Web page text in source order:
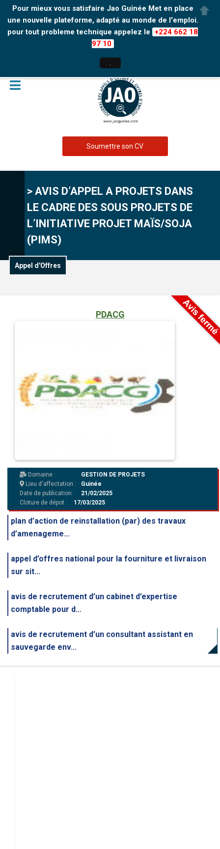
Pour mieux vous satisfaire Jao Guinée Met en place
une nouvelle plateforme, adapté au monde de l'emploi.
pour tout probleme technique appelez le +224 662 18
97 10
Soumettre son CV
> AVIS D’APPEL A PROJETS DANS
LE CADRE DES SOUS PROJETS DE
L’INITIATIVE PROJET MAÏS/SOJA
(PIMS)
Appel d'Offres
PDACG
Domaine :
GESTION DE PROJETS
Lieu d'affectation :
Guinée
Date de publication :
21/02/2025
Cloture de dépot :
17/03/2025
plan d’action de reinstallation (par) des travaux
d’amenageme...
appel d’offres national pour la fourniture et livraison
sur sit...
avis de recrutement d’un cabinet d’expertise
comptable pour d...
avis de recrutement d’un consultant assistant en
sauvegarde env...